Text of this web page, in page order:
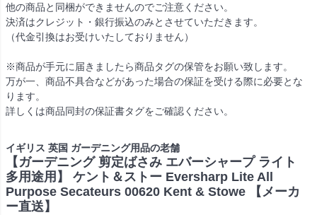
他の商品と同梱ができませんのでご注意ください。
決済はクレジット・銀行振込のみとさせていただきます。
（代金引換はお受けいたしておりません）
※商品が手元に届きましたら商品タグの保管をお願い致します。
万が一、商品不具合などがあった場合の保証を受ける際に必要とな
ります。
詳しくは商品同封の保証書タグをご確認ください。
イギリス 英国 ガーデニング用品の老舗
【ガーデニング 剪定ばさみ エバーシャープ ライト
多用途用】 ケント＆ストー Eversharp Lite All
Purpose Secateurs 00620 Kent & Stowe 【メーカ
ー直送】